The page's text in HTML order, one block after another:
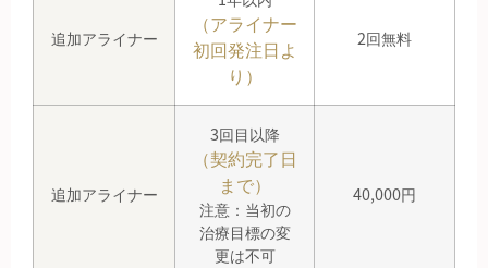
追加アライナー
（アライナー
初回発注日よ
り）
2回無料
追加アライナー
3回目以降
（契約完了日
まで）
注意：当初の
治療目標の変
更は不可
40,000円